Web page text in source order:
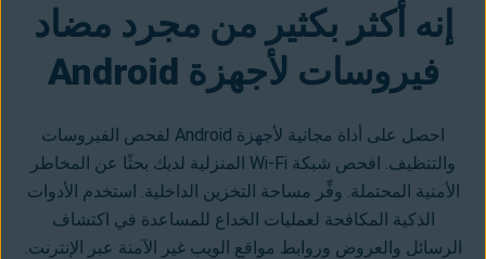
إنه أكثر بكثير من مجرد مضاد
فيروسات لأجهزة Android
احصل على أداة مجانية لأجهزة Android لفحص الفيروسات
والتنظيف. افحص شبكة Wi-Fi المنزلية لديك بحثًا عن المخاطر
الأمنية المحتملة. وفِّر مساحة التخزين الداخلية. استخدم الأدوات
الذكية المكافحة لعمليات الخداع للمساعدة في اكتشاف
الرسائل والعروض وروابط مواقع الويب غير الآمنة عبر الإنترنت.